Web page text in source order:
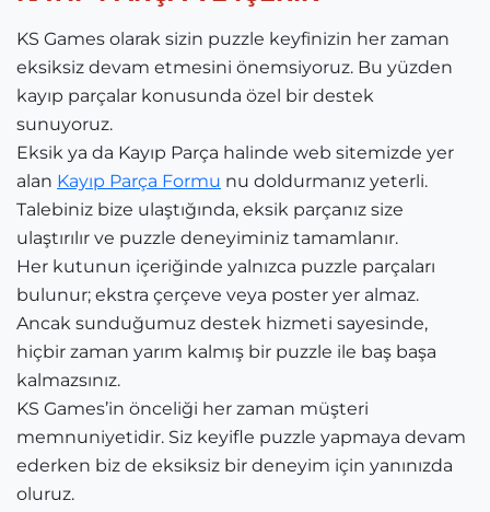
KS Games olarak sizin puzzle keyfinizin her zaman
eksiksiz devam etmesini önemsiyoruz. Bu yüzden
kayıp parçalar konusunda özel bir destek
sunuyoruz.
Eksik ya da Kayıp Parça halinde web sitemizde yer
alan Kayıp Parça Formu nu doldurmanız yeterli.
Talebiniz bize ulaştığında, eksik parçanız size
ulaştırılır ve puzzle deneyiminiz tamamlanır.
Her kutunun içeriğinde yalnızca puzzle parçaları
bulunur; ekstra çerçeve veya poster yer almaz.
Ancak sunduğumuz destek hizmeti sayesinde,
hiçbir zaman yarım kalmış bir puzzle ile baş başa
kalmazsınız.
KS Games’in önceliği her zaman müşteri
memnuniyetidir. Siz keyifle puzzle yapmaya devam
ederken biz de eksiksiz bir deneyim için yanınızda
oluruz.